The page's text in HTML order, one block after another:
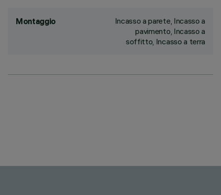
Montaggio
Incasso a parete, Incasso a
pavimento, Incasso a
soffitto, Incasso a terra